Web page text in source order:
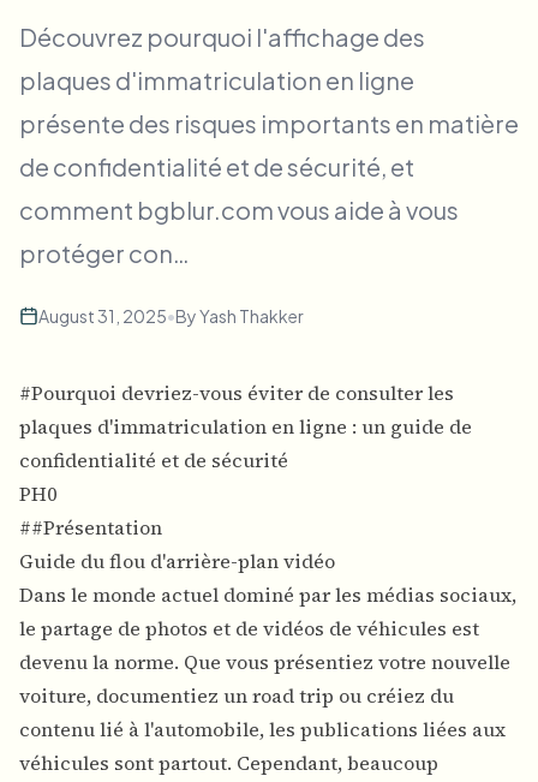
Échange de visage - Vidéo
Intelligence vidéo
Flou vidéo par lot
Traitez plusieurs vidéos en une fois
Pipelines à haut débit
Flouter n'importe quoi
Zones, politiques et révision d'entreprise
API & SDK
Automatiser les téléchargements, tâches et webhooks
Formulaire de contact
Suppression d'arrière-plan en masse
Découvrez pourquoi l'affichage des
plaques d'immatriculation en ligne
présente des risques importants en matière
de confidentialité et de sécurité, et
comment bgblur.com vous aide à vous
protéger con…
August 31, 2025•ByYash Thakker
#Pourquoi devriez-vous éviter de consulter les
plaques d'immatriculation en ligne : un guide de
confidentialité et de sécurité
PH0
##Présentation
Guide du flou d'arrière-plan vidéo
Dans le monde actuel dominé par les médias sociaux,
le partage de photos et de vidéos de véhicules est
devenu la norme. Que vous présentiez votre nouvelle
voiture, documentiez un road trip ou créiez du
contenu lié à l'automobile, les publications liées aux
véhicules sont partout. Cependant, beaucoup